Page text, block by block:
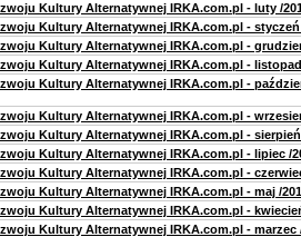
Kultury Alternatywnej IRKA.com.pl - luty /
Kultury Alternatywnej IRKA.com.pl - styczeń
Kultury Alternatywnej IRKA.com.pl -
Kultury Alternatywnej IRKA.com.pl - listopad
Kultury Alternatywnej IRKA.com.pl -
Kultury Alternatywnej IRKA.com.pl -
Kultury Alternatywnej IRKA.com.pl - sierpień
Kultury Alternatywnej IRKA.com.pl - lipiec /
Kultury Alternatywnej IRKA.com.pl -
Kultury Alternatywnej IRKA.com.pl - maj /
Kultury Alternatywnej IRKA.com.pl -
Kultury Alternatywnej IRKA.com.pl - marzec